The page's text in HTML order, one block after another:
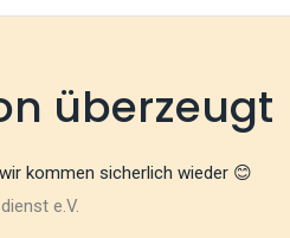
überzeugt
kommen sicherlich wieder 😊
e.V.